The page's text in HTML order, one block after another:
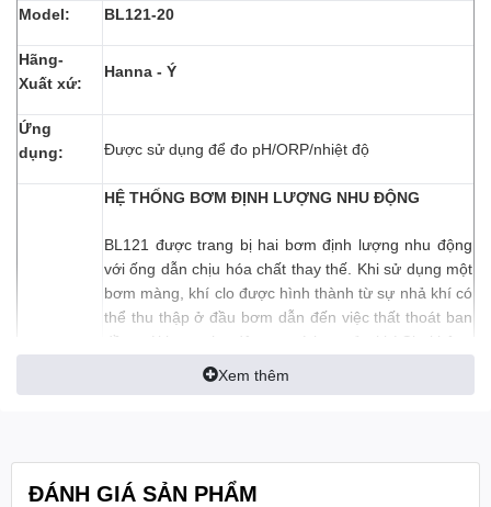
Model: BL121-20
Hãng-
Xuất xứ:
Hanna - Ý
Ứng
dụng:
Được sử dụng để đo pH/ORP/nhiệt độ
HỆ THỐNG BƠM ĐỊNH LƯỢNG NHU ĐỘNG
BL121 được trang bị hai bơm định lượng nhu động
với ống dẫn chịu hóa chất thay thế. Khi sử dụng một
bơm màng, khí clo được hình thành từ sự nhả khí có
thể thu thập ở đầu bơm dẫn đến việc thất thoát ban
đầu; với bơm nhu động sự tích tụ của khí Clo không
còn là vấn đề khi sử dụng con lăn và ống dẫn.
BL121 có tính năng kiểm soát bơm định lượng tương
ứng. Dựa vào độ nhạy của các quá trình hóa học,
Xem thêm
ĐÁNH GIÁ SẢN PHẨM